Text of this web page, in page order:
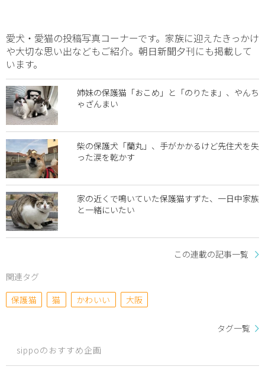
愛犬・愛猫の投稿写真コーナーです。家族に迎えたきっかけ
や大切な思い出などもご紹介。朝日新聞夕刊にも掲載して
います。
姉妹の保護猫「おこめ」と「のりたま」、やんち
ゃざんまい
柴の保護犬「蘭丸」、手がかかるけど先住犬を失
った涙を乾かす
家の近くで鳴いていた保護猫すずた、一日中家族
と一緒にいたい
この連載の記事一覧
関連タグ
保護猫
猫 かわいい 大阪
タグ一覧
sippoのおすすめ企画